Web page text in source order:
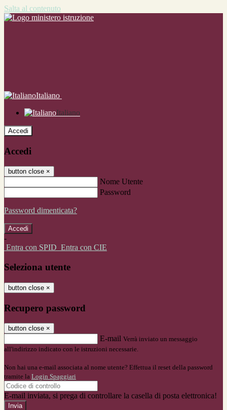
Salta al contenuto
Italiano
Italiano
Accedi
Accedi
button close ×
Nome Utente
Password
Password dimenticata?
-
Entra con SPID Entra con CIE
Seleziona utente
button close ×
Recupero password
button close ×
E-mail Verrà inviato un messaggio
all'indirizzo indicato con le istruzioni necessarie.
Non hai una e-mail associata al nome utente? Effettua il reset della password
tramite la Login Spaggiari
E-mail inviata, si prega di controllare la casella di posta elettronica!